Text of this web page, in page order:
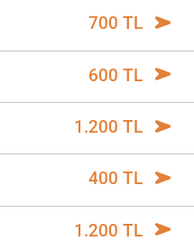
700 TL
600 TL
1.200 TL
400 TL
1.200 TL